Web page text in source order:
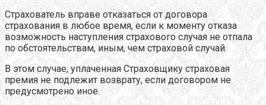
Страхователь вправе отказаться от договора
страхования в любое время, если к моменту отказа
возможность наступления страхового случая не отпала
по обстоятельствам, иным, чем страховой случай.
В этом случае, уплаченная Страховщику страховая
премия не подлежит возврату, если договором не
предусмотрено иное.